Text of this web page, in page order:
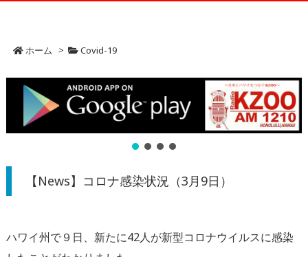
ホーム > Covid-19
【News】コロナ感染状況（3月9日）
ハワイ州で９日、新たに42人が新型コロナウイルスに感染